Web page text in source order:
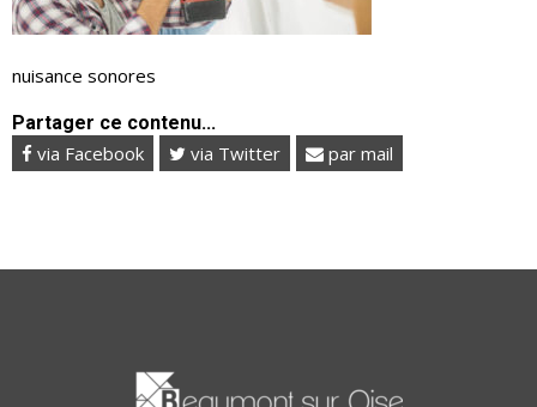
nuisance sonores
Partager ce contenu...
via Facebook via Twitter par mail